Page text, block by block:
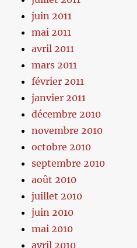
juin 2011
mai 2011
avril 2011
mars 2011
février 2011
janvier 2011
décembre 2010
novembre 2010
octobre 2010
septembre 2010
août 2010
juillet 2010
juin 2010
mai 2010
avril 2010